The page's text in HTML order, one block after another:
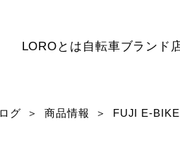
LOROとは 自転車ブランド
グ 商品情報 FUJI E-